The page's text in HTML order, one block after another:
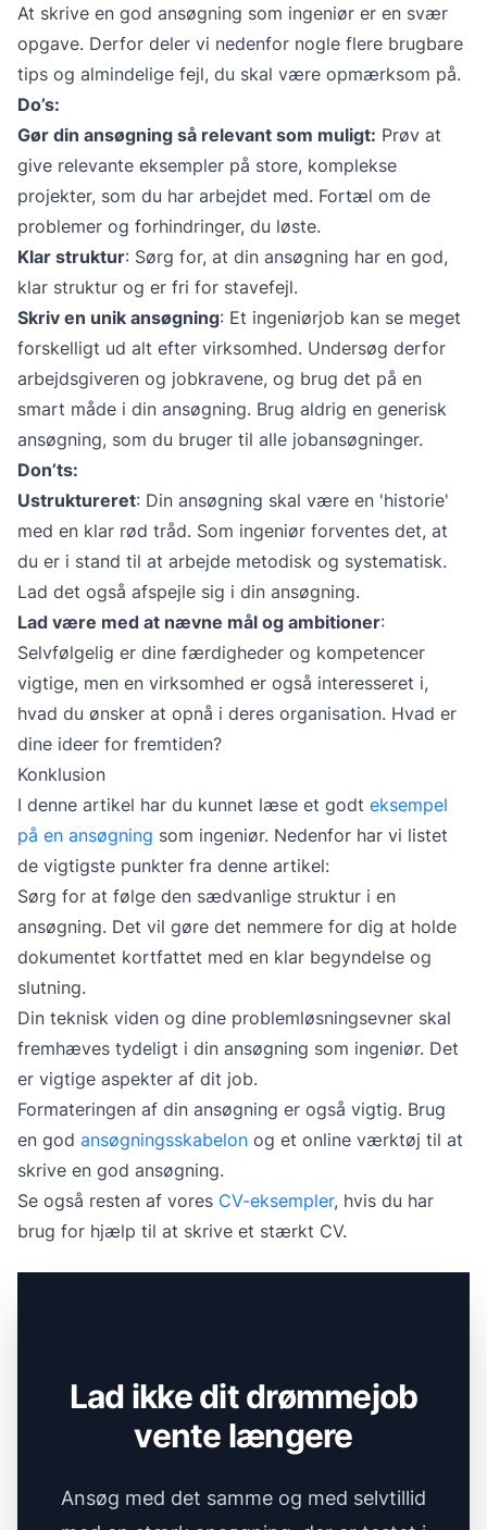
At skrive en god ansøgning som ingeniør er en svær
opgave. Derfor deler vi nedenfor nogle flere brugbare
tips og almindelige fejl, du skal være opmærksom på.
Do’s:
Gør din ansøgning så relevant som muligt: Prøv at
give relevante eksempler på store, komplekse
projekter, som du har arbejdet med. Fortæl om de
problemer og forhindringer, du løste.
Klar struktur: Sørg for, at din ansøgning har en god,
klar struktur og er fri for stavefejl.
Skriv en unik ansøgning: Et ingeniørjob kan se meget
forskelligt ud alt efter virksomhed. Undersøg derfor
arbejdsgiveren og jobkravene, og brug det på en
smart måde i din ansøgning. Brug aldrig en generisk
ansøgning, som du bruger til alle jobansøgninger.
Don’ts:
Ustruktureret: Din ansøgning skal være en 'historie'
med en klar rød tråd. Som ingeniør forventes det, at
du er i stand til at arbejde metodisk og systematisk.
Lad det også afspejle sig i din ansøgning.
Lad være med at nævne mål og ambitioner:
Selvfølgelig er dine færdigheder og kompetencer
vigtige, men en virksomhed er også interesseret i,
hvad du ønsker at opnå i deres organisation. Hvad er
dine ideer for fremtiden?
Konklusion
I denne artikel har du kunnet læse et godt eksempel
på en ansøgning som ingeniør. Nedenfor har vi listet
de vigtigste punkter fra denne artikel:
Sørg for at følge den sædvanlige struktur i en
ansøgning. Det vil gøre det nemmere for dig at holde
dokumentet kortfattet med en klar begyndelse og
slutning.
Din teknisk viden og dine problemløsningsevner skal
fremhæves tydeligt i din ansøgning som ingeniør. Det
er vigtige aspekter af dit job.
Formateringen af din ansøgning er også vigtig. Brug
en god ansøgningsskabelon og et online værktøj til at
skrive en god ansøgning.
Se også resten af vores CV-eksempler, hvis du har
brug for hjælp til at skrive et stærkt CV.
Lad ikke dit drømmejob
vente længere
Ansøg med det samme og med selvtillid